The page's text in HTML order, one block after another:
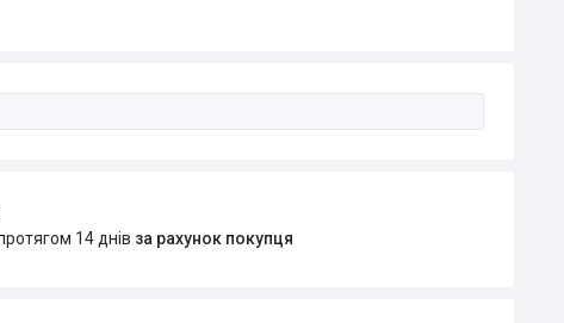
14 днів за рахунок покупця